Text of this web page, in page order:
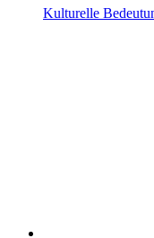
Kulturelle